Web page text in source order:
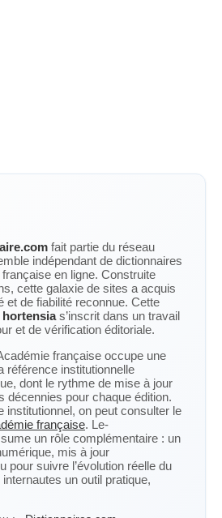
fait partie du réseau
indépendant de dictionnaires
française en ligne. Construite
cette galaxie de sites a acquis
et de fiabilité reconnue. Cette
hortensias’inscrit dans un travail
et de vérification éditoriale.
française occupe une
référence institutionnelle
dont le rythme de mise à jour
décennies pour chaque édition.
institutionnel, on peut consulter le
française. Le-
un rôle complémentaire : un
mis à jour
pour suivre l’évolution réelle du
un outil pratique,